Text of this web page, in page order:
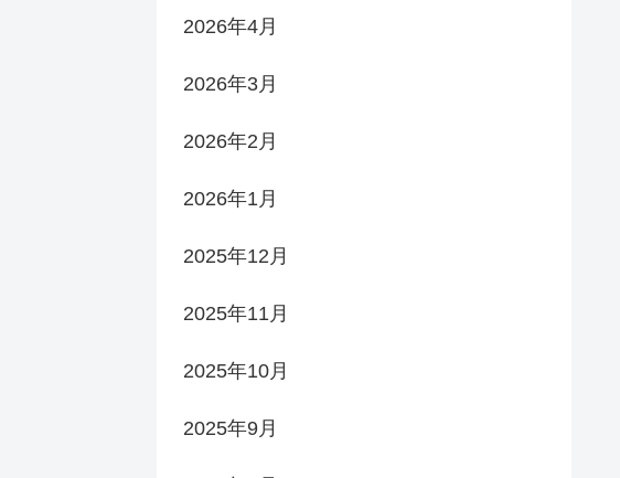
2026年4月
2026年3月
2026年2月
2026年1月
2025年12月
2025年11月
2025年10月
2025年9月